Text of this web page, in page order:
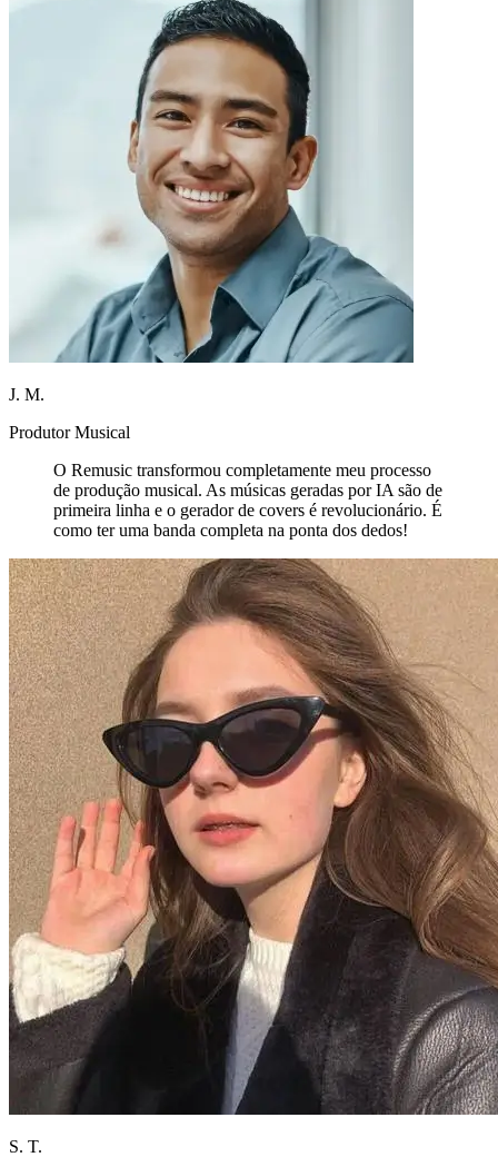
J. M.
Produtor Musical
O Remusic transformou completamente meu processo
de produção musical. As músicas geradas por IA são de
primeira linha e o gerador de covers é revolucionário. É
como ter uma banda completa na ponta dos dedos!
S. T.